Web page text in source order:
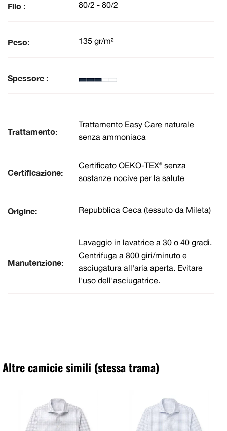
Filo : 80/2 - 80/2
Peso: 135 gr/m²
Spessore :
Trattamento:
Trattamento Easy Care naturale
senza ammoniaca
Certificazione:
Certificato OEKO-TEX® senza
sostanze nocive per la salute
Origine: Repubblica Ceca (tessuto da Mileta)
Manutenzione:
Lavaggio in lavatrice a 30 o 40 gradi.
Centrifuga a 800 giri/minuto e
asciugatura all'aria aperta. Evitare
l'uso dell'asciugatrice.
Altre camicie simili (stessa trama)